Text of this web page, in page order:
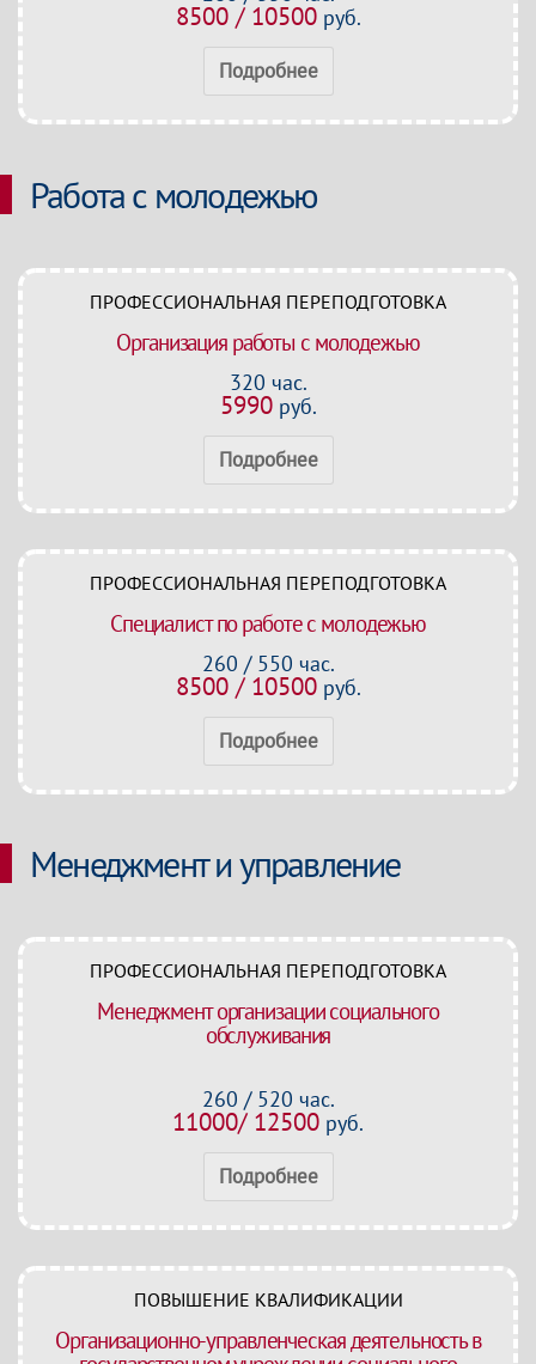
8500 / 10500руб.
Подробнее
Работа с молодежью
ПРОФЕССИОНАЛЬНАЯ ПЕРЕПОДГОТОВКА
Организация работы с молодежью
320 час.
5990руб.
Подробнее
ПРОФЕССИОНАЛЬНАЯ ПЕРЕПОДГОТОВКА
Специалист по работе с молодежью
260 / 550 час.
8500 / 10500руб.
Подробнее
Менеджмент и управление
ПРОФЕССИОНАЛЬНАЯ ПЕРЕПОДГОТОВКА
Менеджмент организации социального
обслуживания
260 / 520 час.
11000/ 12500 руб.
Подробнее
ПОВЫШЕНИЕ КВАЛИФИКАЦИИ
Организационно-управленческая деятельность в